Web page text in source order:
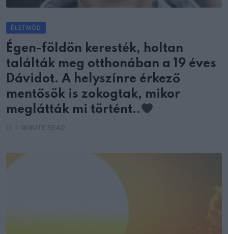
ÉLETMÓD
Égen-földön keresték, holtan
találták meg otthonában a 19 éves
Dávidot. A helyszínre érkező
mentősök is zokogtak, mikor
meglátták mi történt..